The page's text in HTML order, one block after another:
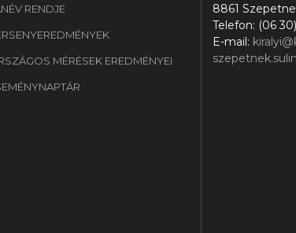
RENDJE
MÉRÉSEK EREDMÉNYEI
8861
Telefon: (06
E-mail: